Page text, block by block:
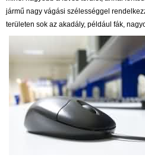
jármű nagy vágási szélességgel
területen sok az akadály, például fák,